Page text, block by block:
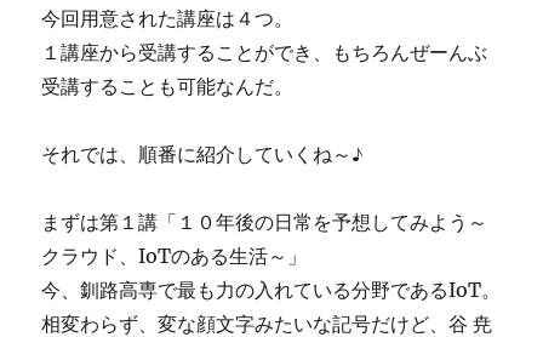
今回用意された講座は４つ。
１講座から受講することができ、もちろんぜーんぶ
受講することも可能なんだ。
それでは、順番に紹介していくね～♪
まずは第１講「１０年後の日常を予想してみよう～
クラウド、IoTのある生活～」
今、釧路高専で最も力の入れている分野であるIoT。
相変わらず、変な顔文字みたいな記号だけど、谷 尭